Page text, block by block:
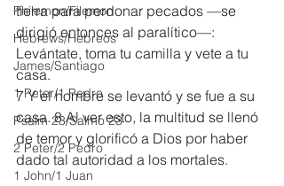
Philemon/Filemon
Hebrews/Hebreos
James/Santiago
1 Peter/1 Pedro
Psalm 23/Salmo 23
2 Peter/2 Pedro
1 John/1 Juan
tierra para perdonar pecados —se
dirigió entonces al paralítico—:
Levántate, toma tu camilla y vete a tu
casa.
7 Y el hombre se levantó y se fue a su
casa. 8 Al ver esto, la multitud se llenó
de temor y glorificó a Dios por haber
dado tal autoridad a los mortales.